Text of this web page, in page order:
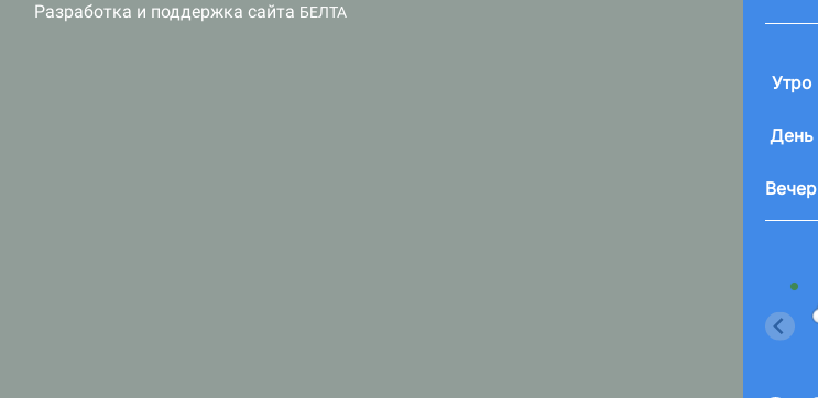
Разработка и поддержка сайта БЕЛТА
Вечер
День
Утро